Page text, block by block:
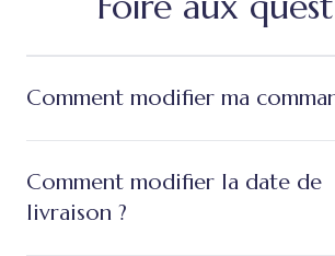
Comment modifier ma
Comment modifier la date de
livraison ?